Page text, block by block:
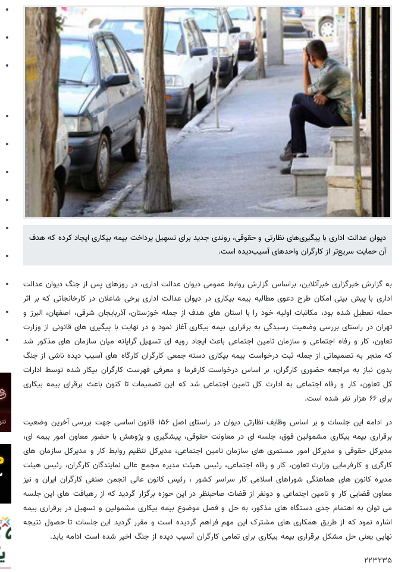
دیوان عدالت اداری با پیگیری‌های نظارتی و حقوقی، روندی جدید برای تسهیل پرداخت بیمه بیکاری ایجاد کرده که هدف
آن حمایت سریع‌تر از کارگران واحدهای آسیب‌دیده است.
به گزارش خبرگزاری خبرآنلاین، براساس گزارش روابط عمومی دیوان عدالت اداری، در روزهای پس از جنگ دیوان عدالت
اداری با پیش بینی امکان طرح دعوی مطالبه بیمه بیکاری در دیوان عدالت اداری برخی شاغلان در کارخانجاتی که بر اثر
حمله تعطیل شده بود، مکاتبات اولیه خود را با استان های هدف از جمله خوزستان، آذربایجان شرقی، اصفهان، البرز و
تهران در راستای بررسی وضعیت رسیدگی به برقراری بیمه بیکاری آغاز نمود و در نهایت با پیگیری های قانونی از وزارت
تعاون، کار و رفاه اجتماعی و سازمان تامین اجتماعی باعث ایجاد رویه ای تسهیل گرایانه میان سازمان های مذکور شد
که منجر به تصمیماتی از جمله ثبت درخواست بیمه بیکاری دسته جمعی کارگران کارگاه های آسیب دیده ناشی از جنگ
بدون نیاز به مراجعه حضوری کارگران، بر اساس درخواست کارفرما و معرفی فهرست کارگران بیکار شده توسط ادارات
کل تعاون، کار و رفاه اجتماعی به ادارت کل تامین اجتماعی شد که این تصمیمات تا کنون باعث برقرای بیمه بیکاری
برای ۶۶ هزار نفر شده است.
در ادامه این جلسات و بر اساس وظایف نظارتی دیوان در راستای اصل ۱۵۶ قانون اساسی جهت بررسی آخرین وضعیت
برقراری بیمه بیکاری مشمولین فوق، جلسه ای در معاونت حقوقی، پیشگیری و پژوهش با حضور معاون امور بیمه ای،
مدیرکل حقوقی و مدیرکل امور مستمری های سازمان تامین اجتماعی، مدیرکل تنظیم روابط کار و مدیرکل سازمان های
کارگری و کارفرمایی وزارت تعاون، کار و رفاه اجتماعی، رئیس هیئت مدیره مجمع عالی نمایندگان کارگران، رئیس هیئت
مدیره کانون های هماهنگی شوراهای اسلامی کار سراسر کشور ، رئیس کانون عالی انجمن صنفی کارگران ایران و نیز
معاون قضایی کار و تامین اجتماعی و دونفر از قضات صاحبنظر در این حوزه برگزار گردید که از رهیافت های این جلسه
می توان به اهتمام جدی دستگاه های مذکور، به حل و فصل موضوع بیمه بیکاری مشمولین و تسهیل در برقراری بیمه
اشاره نمود که از طریق همکاری های مشترک این مهم فراهم گردیده است و مقرر گردید این جلسات تا حصول نتیجه
نهایی یعنی حل مشکل برقراری بیمه بیکاری برای تمامی کارگران آسیب دیده از جنگ اخیر شده است ادامه یابد.
۲۲۳۲۳۵